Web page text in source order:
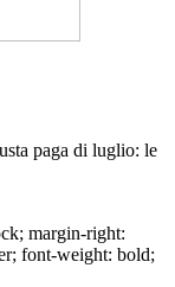
paga di luglio: le
margin-right:
font-weight: bold;